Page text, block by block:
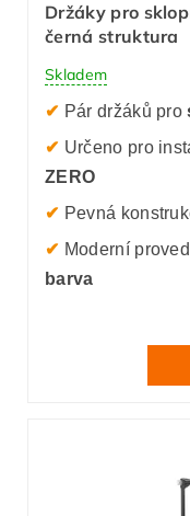
Držáky pro
černá struktura
Skladem
✔ Pár držáků pro
✔ Určeno pro
ZERO
✔ Pevná
✔ Moderní
barva